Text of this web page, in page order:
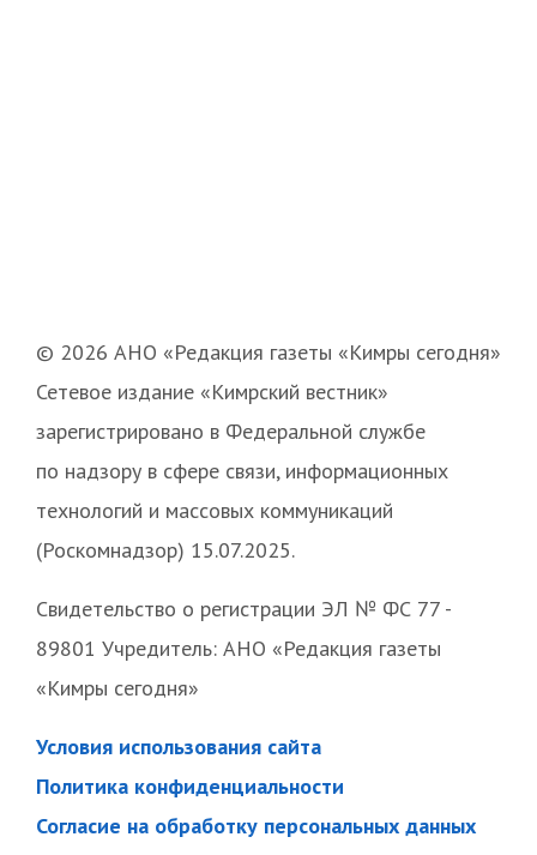
© 2026 АНО «Редакция газеты «Кимры сегодня»
Сетевое издание «Кимрский вестник»
зарегистрировано в Федеральной службе
по надзору в сфере связи, информационных
технологий и массовых коммуникаций
(Роскомнадзор) 15.07.2025.
Свидетельство о регистрации ЭЛ № ФС 77 -
89801 Учредитель: АНО «Редакция газеты
«Кимры сегодня»
Условия использования сайта
Политика конфиденциальности
Согласие на обработку персональных данных